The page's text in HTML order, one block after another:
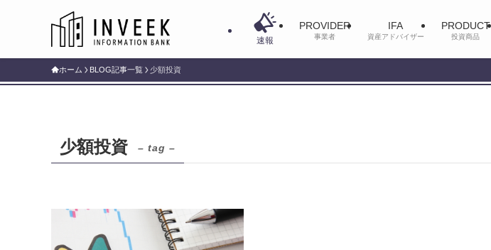
速報
PROVIDER
事業者
IFA
資産アドバイザー
PRODUCT
投資商品
ホーム BLOG記事一覧 少額投資
少額投資 – tag –